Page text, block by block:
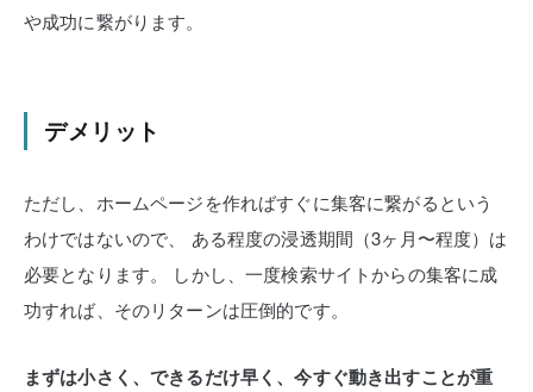
や成功に繋がります。
デメリット
ただし、ホームページを作ればすぐに集客に繋がるという
わけではないので、
ある程度の浸透期間（3ヶ月〜程度）は
必要となります。
しかし、一度検索サイトからの集客に成
功すれば、そのリターンは圧倒的です。
まずは小さく、できるだけ早く、今すぐ動き出すことが重